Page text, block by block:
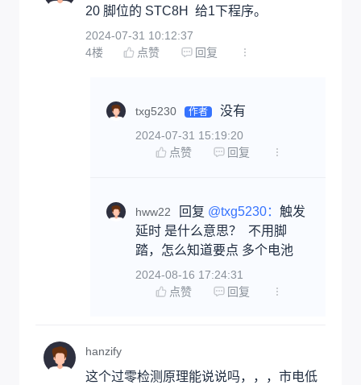
20 脚位的 STC8H  给1下程序。
2024-07-31 10:12:37
4楼 点赞 回复
txg5230 作者 没有
2024-07-31 15:19:20
点赞
回复
hww22 回复 @txg5230： 触发
延时 是什么意思？  不用脚
踏，怎么知道要点 多个电池
2024-08-16 17:24:31
点赞
回复
hanzify
这个过零检测原理能说说吗，，，市电低